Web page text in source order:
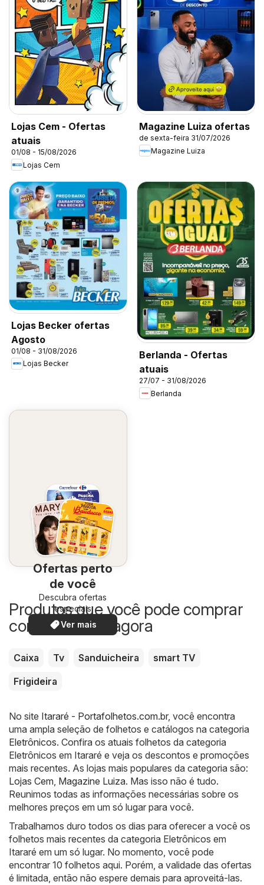
Lojas Cem - Ofertas
atuais
01/08 - 15/08/2026
Lojas Cem
Magazine Luiza ofertas
de sexta-feira 31/07/2026
Magazine Luiza
Lojas Becker ofertas
Agosto
01/08 - 31/08/2026
Lojas Becker
Berlanda - Ofertas
atuais
27/07 - 31/08/2026
Berlanda
Ofertas perto
de você
Descubra ofertas
especiais
Ver mais
Produtos que você pode comprar
com desconto agora
Caixa Tv Sanduicheira
smart TV
Frigideira
No site Itararé - Portafolhetos.com.br, você encontra
uma ampla seleção de folhetos e catálogos na categoria
Eletrônicos. Confira os atuais folhetos da categoria
Eletrônicos em Itararé e veja os descontos e promoções
mais recentes. As lojas mais populares da categoria são:
Lojas Cem, Magazine Luiza. Mas isso não é tudo.
Reunimos todas as informações necessárias sobre os
melhores preços em um só lugar para você.
Trabalhamos duro todos os dias para oferecer a você os
folhetos mais recentes da categoria Eletrônicos em
Itararé em um só lugar. No momento, você pode
encontrar 10 folhetos aqui. Porém, a validade das ofertas
é limitada, então não espere demais para aproveitá-las.